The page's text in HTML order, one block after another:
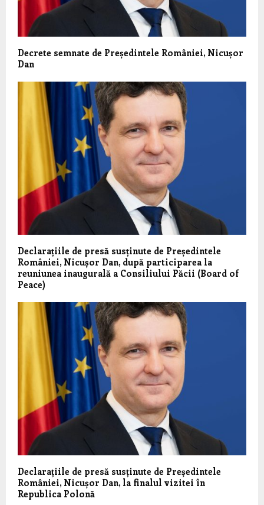
Decrete semnate de Președintele României, Nicușor
Dan
Declarațiile de presă susținute de Președintele
României, Nicușor Dan, după participarea la
reuniunea inaugurală a Consiliului Păcii (Board of
Peace)
Declarațiile de presă susținute de Președintele
României, Nicușor Dan, la finalul vizitei în
Republica Polonă